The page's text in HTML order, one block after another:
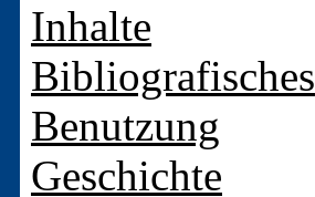
Inhalte
Bibliografisches
Benutzung
Geschichte